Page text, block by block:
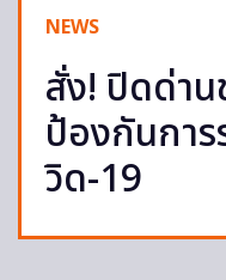
NEWS
สั่ง! ปิดด่า
ป้องกันการ
วิด-19